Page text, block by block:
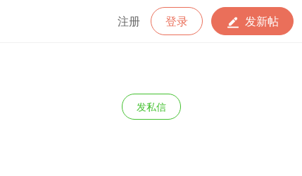
发新帖
注册 登录
发私信